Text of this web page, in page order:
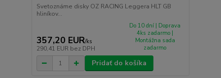
Svetoznáme disky OZ RACING Leggera HLT GB
hliníkov...
357,20 EUR/ks
290,41 EUR bez DPH
Do 10 dní | Doprava
4ks zadarmo |
Montážna sada
zadarmo
Pridať do košíka